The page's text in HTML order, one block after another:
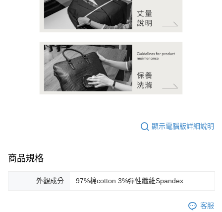
顯示電腦版詳細說明
商品規格
外觀成分 97%棉cotton 3%彈性纖維Spandex
客服